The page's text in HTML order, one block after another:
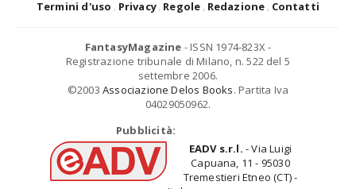
Termini d'uso Privacy Regole Redazione Contatti
FantasyMagazine - ISSN 1974-823X -
Registrazione tribunale di Milano, n. 522 del 5
settembre 2006.
©2003 Associazione Delos Books. Partita Iva
04029050962.
Pubblicità:
EADV s.r.l. - Via Luigi
Capuana, 11 - 95030
Tremestieri Etneo (CT) -